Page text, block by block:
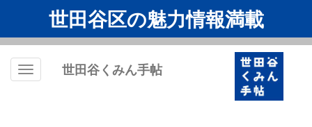
世田谷区の魅力情報満載
Toggle
世田谷くみん手帖